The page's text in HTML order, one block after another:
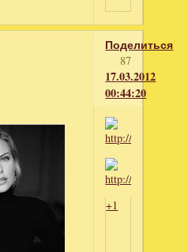
Поделиться
87
17.03.2012
00:44:20
+1